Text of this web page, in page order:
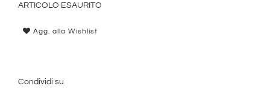
ARTICOLO ESAURITO
Agg. alla Wishlist
Condividi su